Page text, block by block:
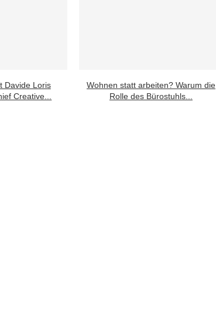
Davide Loris
Creative...
Wohnen statt arbeiten? Warum die
Rolle des Bürostuhls...